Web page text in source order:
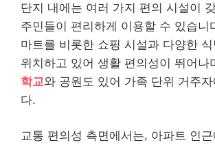
단지 내에는 여러 가지 편의 시설이
주민들이 편리하게 이용할 수 있습니
마트를 비롯한 쇼핑 시설과 다양한 식
위치하고 있어 생활 편의성이 뛰어나
학교와 공원도 있어 가족 단위 거주
다.
교통 편의성 측면에서는, 아파트 인